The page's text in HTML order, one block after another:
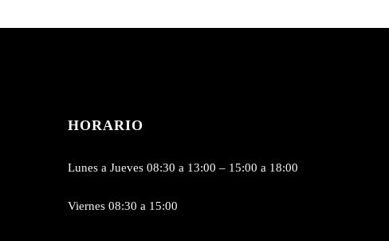
HORARIO
Lunes a Jueves 08:30 a 13:00 – 15:00 a 18:00
Viernes 08:30 a 15:00